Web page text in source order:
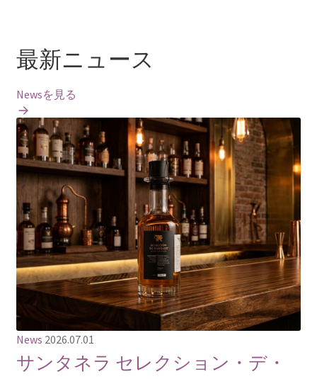
最新ニュース
Newsを見る
News 2026.07.01
サンタネラ セレクション・デ・